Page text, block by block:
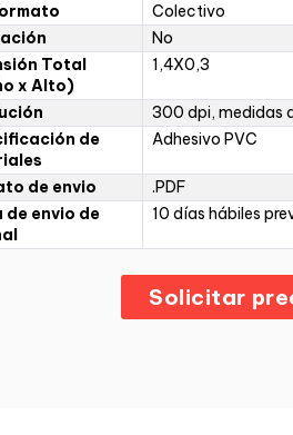
Colectivo
No
Total
x Alto)
1,4X0,3
300 dpi, medidas
de
Adhesivo PVC
de envio
.PDF
de envio de
10 días hábiles
Solicitar